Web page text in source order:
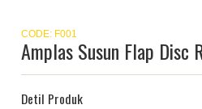
CODE: F001
Amplas Susun Flap Disc
Detil Produk